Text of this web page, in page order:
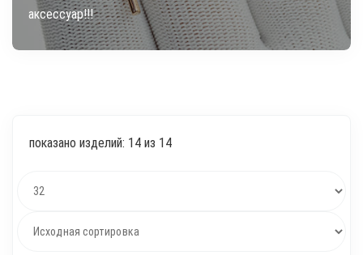
аксессуар!!!
показано изделий: 14 из 14